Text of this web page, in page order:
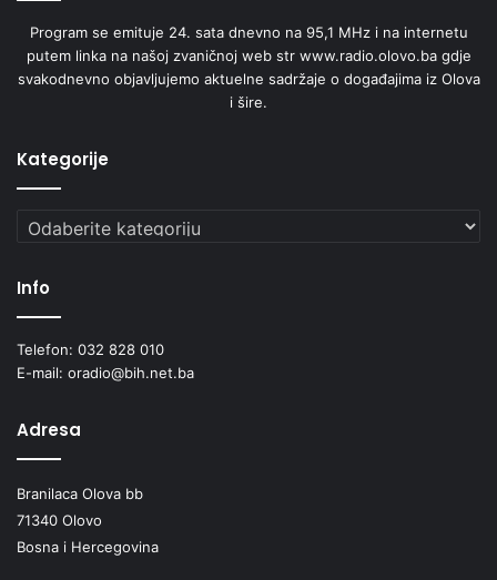
Program se emituje 24. sata dnevno na 95,1 MHz i na internetu
putem linka na našoj zvaničnoj web str www.radio.olovo.ba gdje
svakodnevno objavljujemo aktuelne sadržaje o događajima iz Olova
i šire.
Kategorije
Kategorije
Info
Telefon: 032 828 010
E-mail: oradio@bih.net.ba
Adresa
Branilaca Olova bb
71340 Olovo
Bosna i Hercegovina